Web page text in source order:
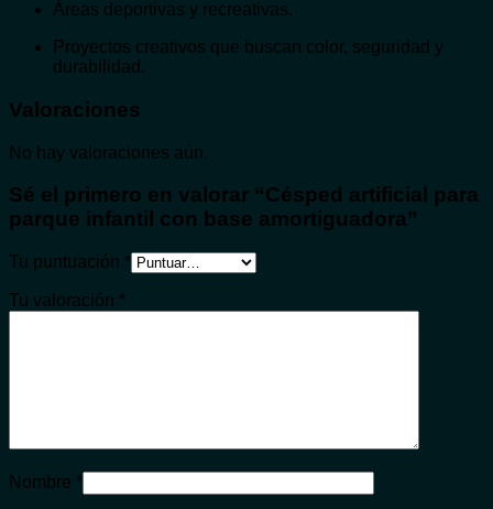
Áreas deportivas y recreativas.
Proyectos creativos que buscan color, seguridad y
durabilidad.
Valoraciones
No hay valoraciones aún.
Sé el primero en valorar “Césped artificial para
parque infantil con base amortiguadora”
Tu puntuación *
Tu valoración *
Nombre *